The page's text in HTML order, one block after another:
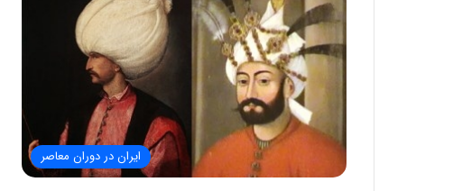
ایران در دوران معاصر